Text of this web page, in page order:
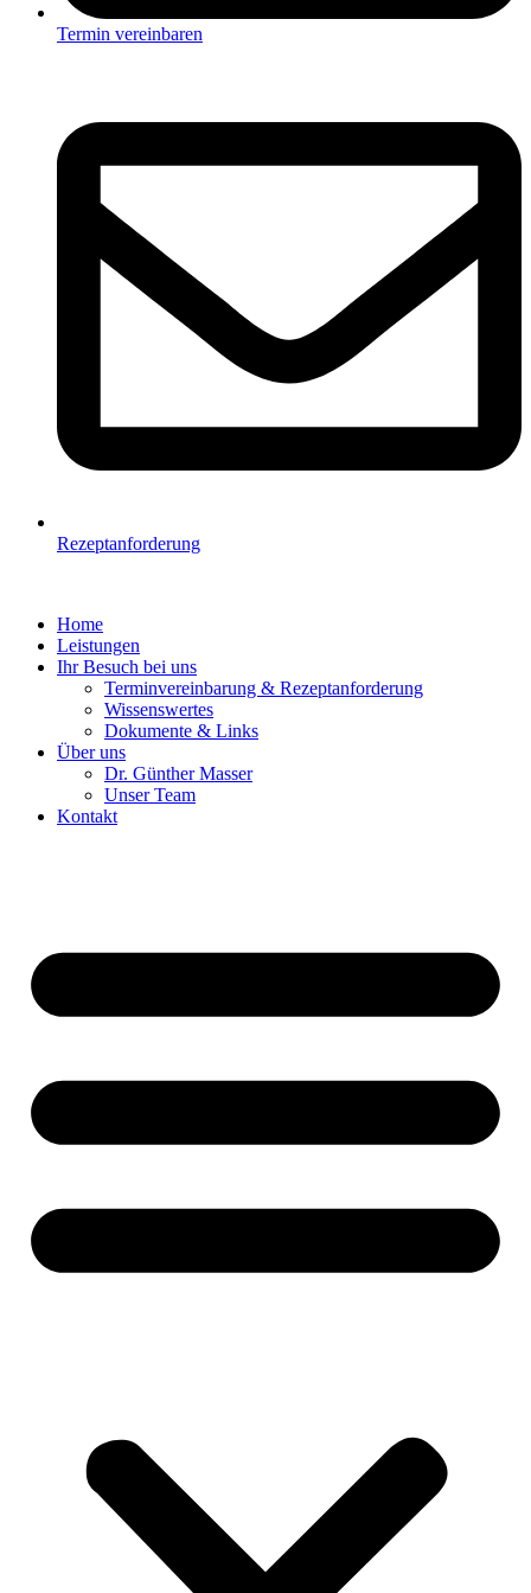
Termin vereinbaren
Rezeptanforderung
Home
Leistungen
Ihr Besuch bei uns
Terminvereinbarung & Rezeptanforderung
Wissenswertes
Dokumente & Links
Über uns
Dr. Günther Masser
Unser Team
Kontakt